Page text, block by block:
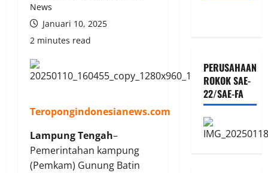
News
Januari 10, 2025
2 minutes read
Teropongindonesianews.com
Lampung Tengah–
Pemerintahan kampung
(Pemkam) Gunung Batin
PERUSAHAAN
ROKOK SAE-
22/SAE-FA